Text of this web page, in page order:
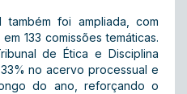
também foi ampliada, com
133 comissões temáticas.
de Ética e Disciplina
no acervo processual e
do ano, reforçando o